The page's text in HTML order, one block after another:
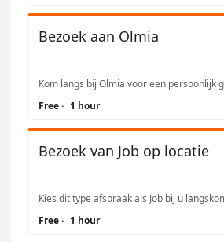
Bezoek aan Olmia
Free· 1 hour
Bezoek van Job op locatie
Free· 1 hour